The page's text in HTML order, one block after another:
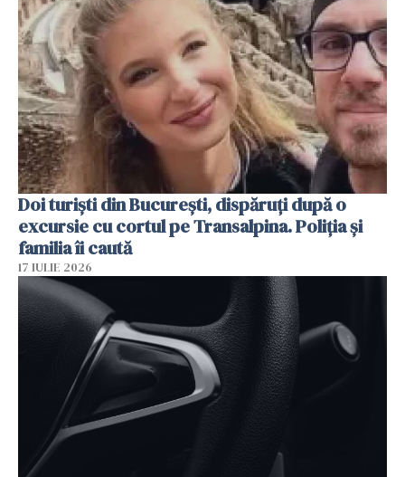
Doi turiști din București, dispăruți după o
excursie cu cortul pe Transalpina. Poliția și
familia îi caută
17 IULIE 2026